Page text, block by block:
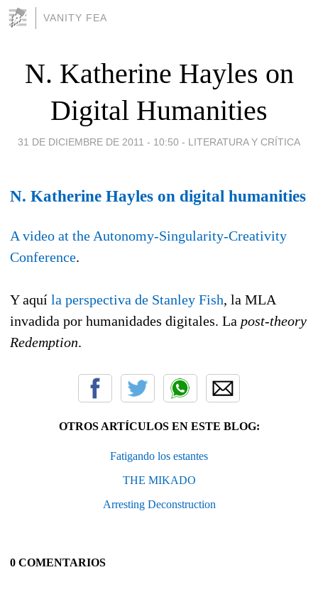
VANITY FEA
N. Katherine Hayles on
Digital Humanities
31 DE DICIEMBRE DE 2011 - 10:50 - LITERATURA Y CRÍTICA
N. Katherine Hayles on digital humanities
A video at the Autonomy-Singularity-Creativity
Conference.
Y aquí la perspectiva de Stanley Fish, la MLA
invadida por humanidades digitales. La post-theory
Redemption.
OTROS ARTÍCULOS EN ESTE BLOG:
Fatigando los estantes
THE MIKADO
Arresting Deconstruction
0 COMENTARIOS